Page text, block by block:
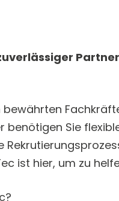
bewährten
benötigen Sie
ist hier, um zu